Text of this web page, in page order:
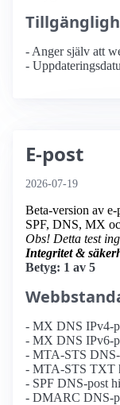
- Anger själv att
-
E-post
2026-07-19
Beta-version av
SPF, DNS, MX
Obs! Detta test
Integritet &
Betyg: 1 av 5
- MX DNS IPv4-
- MX DNS IPv6-
- MTA-STS DNS-
- MTA-STS TXT
- SPF DNS-post
- DMARC DNS-